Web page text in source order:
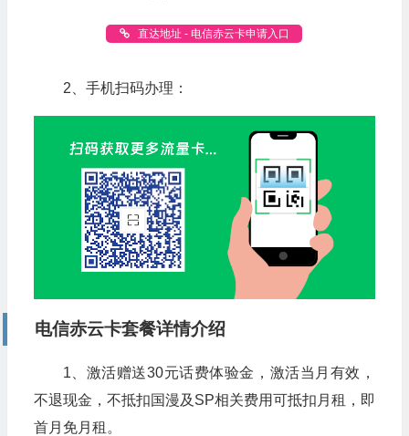
直达地址 - 电信赤云卡申请入口
2、手机扫码办理：
电信赤云卡套餐详情介绍
1、激活赠送30元话费体验金，激活当月有效，
不退现金，不抵扣国漫及SP相关费用可抵扣月租，即
首月免月租。